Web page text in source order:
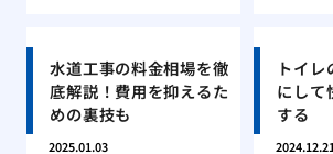
水道工事の料金相場を徹
底解説！費用を抑えるた
めの裏技も
2025.01.03
トイ
にして
する